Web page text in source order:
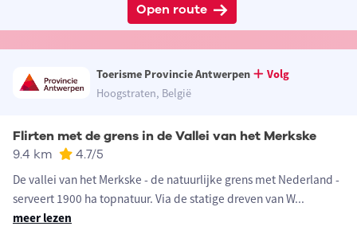
Open route
Toerisme Provincie Antwerpen
Volg
Hoogstraten, België
Flirten met de grens in de Vallei van het Merkske
9.4 km 4.7/5
De vallei van het Merkske - de natuurlijke grens met Nederland -
serveert 1900 ha topnatuur. Via de statige dreven van W...
meer lezen